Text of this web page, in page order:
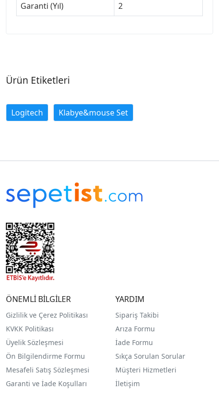
Garanti (Yıl)
2
Ürün Etiketleri
Logitech Klabye&mouse Set
ÖNEMLİ BİLGİLER
Gizlilik ve Çerez Politikası
KVKK Politikası
Üyelik Sözleşmesi
Ön Bilgilendirme Formu
Mesafeli Satış Sözleşmesi
Garanti ve İade Koşulları
YARDIM
Sipariş Takibi
Arıza Formu
İade Formu
Sıkça Sorulan Sorular
Müşteri Hizmetleri
İletişim